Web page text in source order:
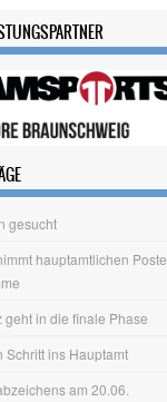
gesucht
hauptamtlichen Posten
in die finale Phase
Schritt ins Hauptamt
am 20.06.